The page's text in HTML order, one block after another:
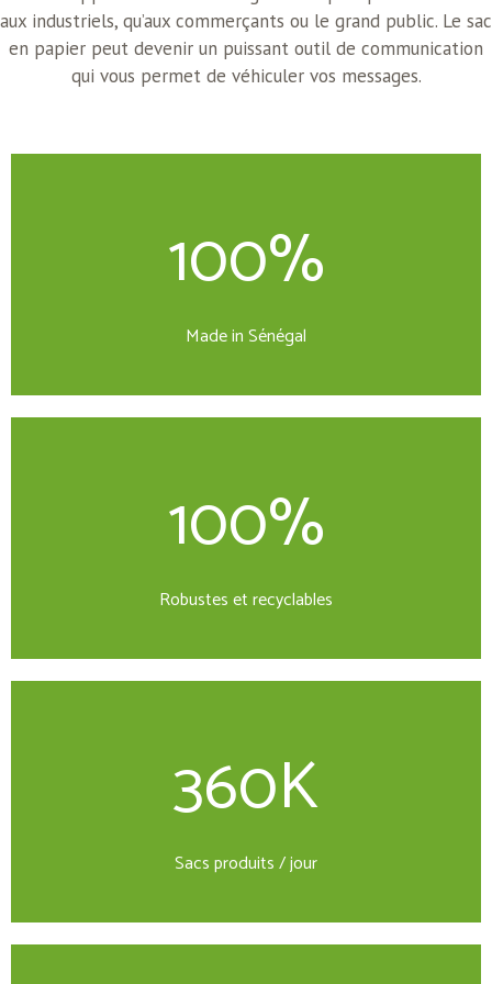
aux industriels, qu’aux commerçants ou le grand public. Le sac
en papier peut devenir un puissant outil de communication
qui vous permet de véhiculer vos messages.
100%
Made in Sénégal
100%
Robustes et recyclables
360K
Sacs produits / jour